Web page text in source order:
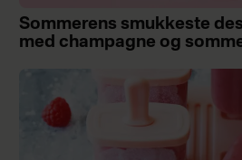
Sommerens smukkeste
med champagne og